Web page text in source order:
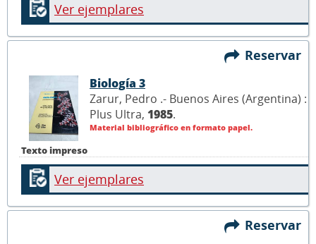
Ver ejemplares
Reservar
Texto impreso
Biología 3
Zarur, Pedro .- Buenos Aires (Argentina) :
Plus Ultra, 1985.
Material bibliográfico en formato papel.
Ver ejemplares
Reservar